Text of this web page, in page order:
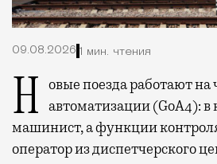
09.08.2026 1 мин. чтения
Новые поезда работают на четвертом уровне автоматизации (GoA4): в
машинист, а функции
оператор из диспетчерского